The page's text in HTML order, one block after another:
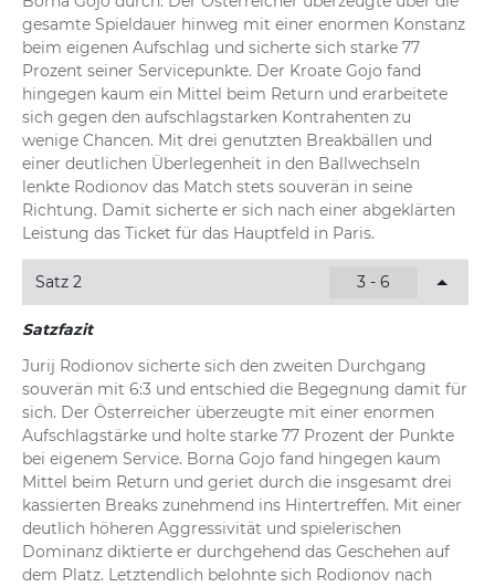
gesamte Spieldauer hinweg mit einer enormen Konstanz
beim eigenen Aufschlag und sicherte sich starke 77
Prozent seiner Servicepunkte. Der Kroate Gojo fand
hingegen kaum ein Mittel beim Return und erarbeitete
sich gegen den aufschlagstarken Kontrahenten zu
wenige Chancen. Mit drei genutzten Breakbällen und
einer deutlichen Überlegenheit in den Ballwechseln
lenkte Rodionov das Match stets souverän in seine
Richtung. Damit sicherte er sich nach einer abgeklärten
Leistung das Ticket für das Hauptfeld in Paris.
Satz 2 3 - 6
Satzfazit
Jurij Rodionov sicherte sich den zweiten Durchgang
souverän mit 6:3 und entschied die Begegnung damit für
sich. Der Österreicher überzeugte mit einer enormen
Aufschlagstärke und holte starke 77 Prozent der Punkte
bei eigenem Service. Borna Gojo fand hingegen kaum
Mittel beim Return und geriet durch die insgesamt drei
kassierten Breaks zunehmend ins Hintertreffen. Mit einer
deutlich höheren Aggressivität und spielerischen
Dominanz diktierte er durchgehend das Geschehen auf
dem Platz. Letztendlich belohnte sich Rodionov nach